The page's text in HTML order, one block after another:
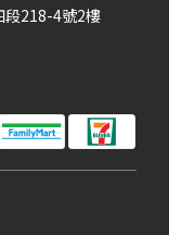
段218-4號2樓